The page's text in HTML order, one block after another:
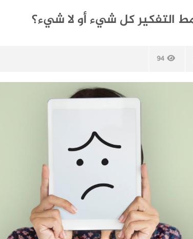
التفكير كل شيء أو لا شيء؟
94